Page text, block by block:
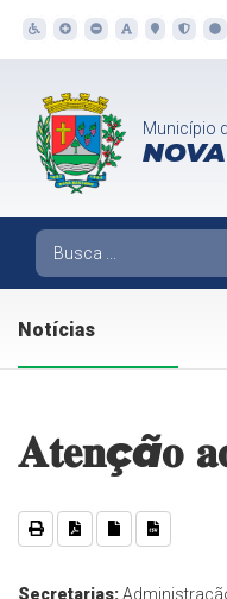
Município
Notícias
𝐀𝐭𝐞𝐧çã𝐨
Secretarias: